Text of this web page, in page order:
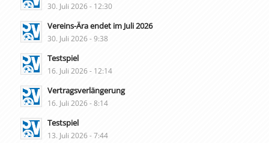
30. Juli 2026 - 12:30
Vereins-Ära endet im Juli 2026
30. Juli 2026 - 9:38
Testspiel
16. Juli 2026 - 12:14
Vertragsverlängerung
16. Juli 2026 - 8:14
Testspiel
13. Juli 2026 - 7:44